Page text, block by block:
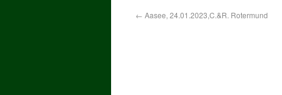
← Aasee, 24.01.2023,C.&R. Rotermund